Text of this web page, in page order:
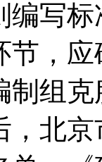
编写
节，
制组
，北